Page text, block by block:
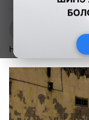
Нийгэм 2026-05-28